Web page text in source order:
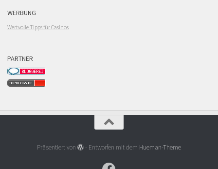
WERBUNG
Wertvolle Tipps für Casinos
PARTNER
Präsentiert von - Entworfen mit dem Hueman-Theme